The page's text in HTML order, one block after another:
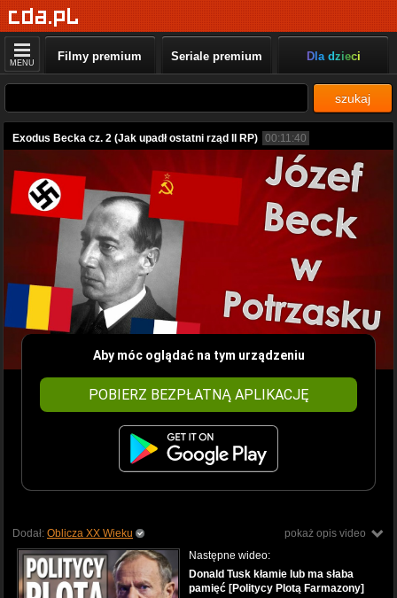
MENU Filmy premium Seriale premium Dla dzieci
szukaj
Exodus Becka cz. 2 (Jak upadł ostatni rząd II RP) 00:11:40
Aby móc oglądać na tym urządzeniu
POBIERZ BEZPŁATNĄ APLIKACJĘ
pokaż opis video
Dodał: Oblicza XX Wieku
Następne wideo:
Donald Tusk kłamie lub ma słaba
pamięć [Politycy Plotą Farmazony]